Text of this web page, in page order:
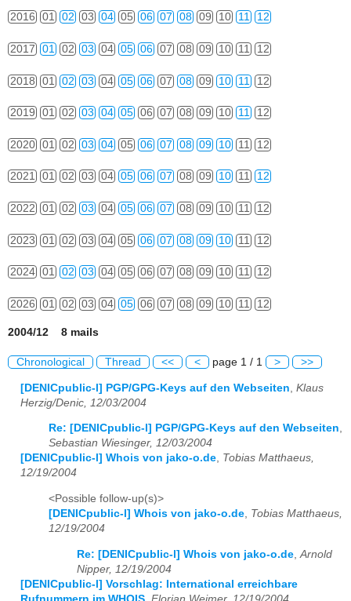
2016 01 02 03 04 05 06 07 08 09 10 11 12
2017 01 02 03 04 05 06 07 08 09 10 11 12
2018 01 02 03 04 05 06 07 08 09 10 11 12
2019 01 02 03 04 05 06 07 08 09 10 11 12
2020 01 02 03 04 05 06 07 08 09 10 11 12
2021 01 02 03 04 05 06 07 08 09 10 11 12
2022 01 02 03 04 05 06 07 08 09 10 11 12
2023 01 02 03 04 05 06 07 08 09 10 11 12
2024 01 02 03 04 05 06 07 08 09 10 11 12
2026 01 02 03 04 05 06 07 08 09 10 11 12
2004/12 8 mails
Chronological Thread << < page 1 / 1 > >>
[DENICpublic-l] PGP/GPG-Keys auf den Webseiten Klaus
Herzig/Denic, 12/03/2004
Re: [DENICpublic-l] PGP/GPG-Keys auf den Webseiten,
Sebastian Wiesinger, 12/03/2004
[DENICpublic-l] Whois von jako-o.de, Tobias Matthaeus,
12/19/2004
<Possible follow-up(s)>
[DENICpublic-l] Whois von jako-o.de, Tobias Matthaeus,
12/19/2004
Re: [DENICpublic-l] Whois von jako-o.de Arnold
Nipper, 12/19/2004
[DENICpublic-l] Vorschlag: International erreichbare